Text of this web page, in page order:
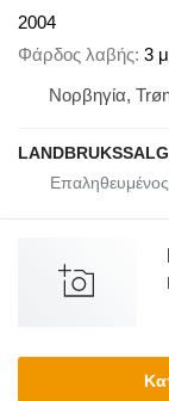
2004
Φάρδος λαβής 3 μ
Νορβηγία,